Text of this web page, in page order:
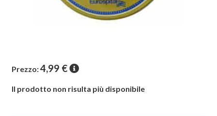
Prezzo:4,99 €
Il prodotto non risulta più disponibile